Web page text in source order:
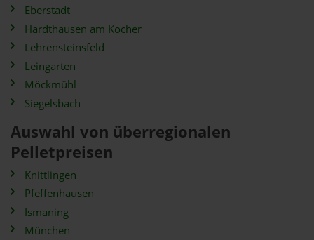
Eberstadt
Hardthausen am Kocher
Lehrensteinsfeld
Leingarten
Möckmühl
Siegelsbach
Auswahl von überregionalen
Pelletpreisen
Knittlingen
Pfeffenhausen
Ismaning
München